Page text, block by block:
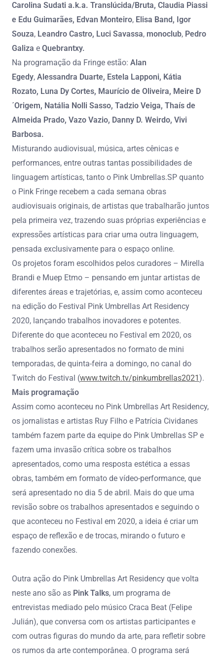
Carolina Sudati a.k.a. Translúcida/Bruta, Claudia Piassi
e Edu Guimarães, Edvan Monteiro, Elisa Band, Igor
Souza, Leandro Castro, Luci Savassa, monoclub, Pedro
Galiza e Quebrantxy.
Na programação da Fringe estão: Alan
Egedy, Alessandra Duarte, Estela Lapponi, Kátia
Rozato, Luna Dy Cortes, Maurício de Oliveira, Meire D
´Origem, Natália Nolli Sasso, Tadzio Veiga, Thaís de
Almeida Prado, Vazo Vazio, Danny D. Weirdo, Vivi
Barbosa.
Misturando audiovisual, música, artes cênicas e
performances, entre outras tantas possibilidades de
linguagem artísticas, tanto o Pink Umbrellas.SP quanto
o Pink Fringe recebem a cada semana obras
audiovisuais originais, de artistas que trabalharão juntos
pela primeira vez, trazendo suas próprias experiências e
expressões artísticas para criar uma outra linguagem,
pensada exclusivamente para o espaço online.
Os projetos foram escolhidos pelos curadores – Mirella
Brandi e Muep Etmo – pensando em juntar artistas de
diferentes áreas e trajetórias, e, assim como aconteceu
na edição do Festival Pink Umbrellas Art Residency
2020, lançando trabalhos inovadores e potentes.
Diferente do que aconteceu no Festival em 2020, os
trabalhos serão apresentados no formato de mini
temporadas, de quinta-feira a domingo, no canal do
Twitch do Festival (www.twitch.tv/pinkumbrellas2021).
Mais programação
Assim como aconteceu no Pink Umbrellas Art Residency,
os jornalistas e artistas Ruy Filho e Patrícia Cividanes
também fazem parte da equipe do Pink Umbrellas SP e
fazem uma invasão crítica sobre os trabalhos
apresentados, como uma resposta estética a essas
obras, também em formato de vídeo-performance, que
será apresentado no dia 5 de abril. Mais do que uma
revisão sobre os trabalhos apresentados e seguindo o
que aconteceu no Festival em 2020, a ideia é criar um
espaço de reflexão e de trocas, mirando o futuro e
fazendo conexões.
Outra ação do Pink Umbrellas Art Residency que volta
neste ano são as Pink Talks, um programa de
entrevistas mediado pelo músico Craca Beat (Felipe
Julián), que conversa com os artistas participantes e
com outras figuras do mundo da arte, para refletir sobre
os rumos da arte contemporânea. O programa será